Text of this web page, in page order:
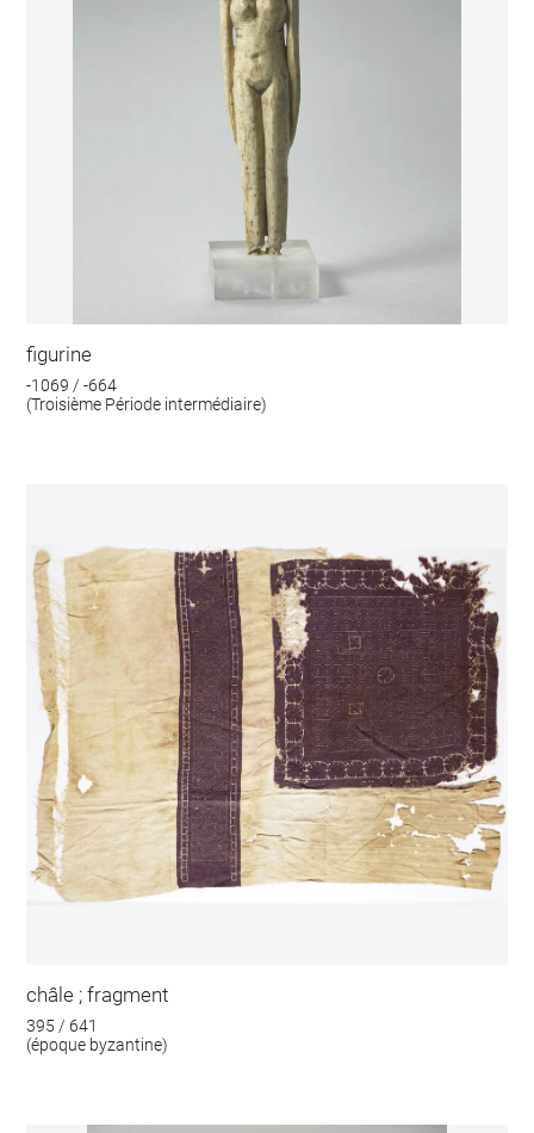
figurine
-1069 / -664
(Troisième Période intermédiaire)
châle ; fragment
395 / 641
(époque byzantine)